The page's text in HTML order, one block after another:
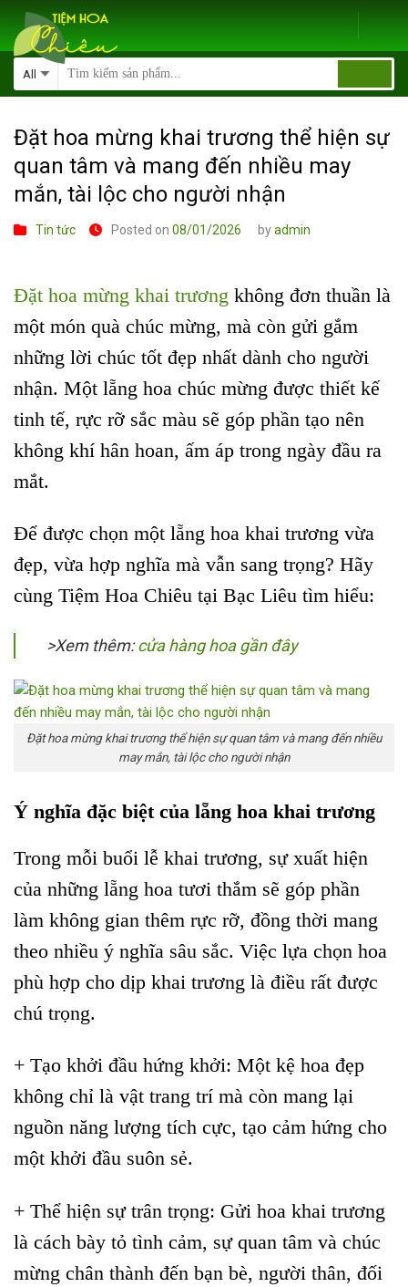
Skip
content
Đặt hoa mừng khai trương thể hiện sự
quan tâm và mang đến nhiều may
mắn, tài lộc cho người nhận
Tin tức Posted on 08/01/2026 byadmin
Đặt hoa mừng khai trương không đơn thuần là
một món quà chúc mừng, mà còn gửi gắm
những lời chúc tốt đẹp nhất dành cho người
nhận. Một lẵng hoa chúc mừng được thiết kế
tinh tế, rực rỡ sắc màu sẽ góp phần tạo nên
không khí hân hoan, ấm áp trong ngày đầu ra
mắt.
Để được chọn một lẵng hoa khai trương vừa
đẹp, vừa hợp nghĩa mà vẫn sang trọng? Hãy
cùng Tiệm Hoa Chiêu tại Bạc Liêu tìm hiểu:
>Xem thêm:cửa hàng hoa gần đây
Đặt hoa mừng khai trương thể hiện sự quan tâm và mang đến nhiều
may mắn, tài lộc cho người nhận
Ý nghĩa đặc biệt của lẵng hoa khai trương
Trong mỗi buổi lễ khai trương, sự xuất hiện
của những lẵng hoa tươi thắm sẽ góp phần
làm không gian thêm rực rỡ, đồng thời mang
theo nhiều ý nghĩa sâu sắc. Việc lựa chọn hoa
phù hợp cho dịp khai trương là điều rất được
chú trọng.
+ Tạo khởi đầu hứng khởi: Một kệ hoa đẹp
không chỉ là vật trang trí mà còn mang lại
nguồn năng lượng tích cực, tạo cảm hứng cho
một khởi đầu suôn sẻ.
+ Thể hiện sự trân trọng: Gửi hoa khai trương
là cách bày tỏ tình cảm, sự quan tâm và chúc
mừng chân thành đến bạn bè, người thân, đối